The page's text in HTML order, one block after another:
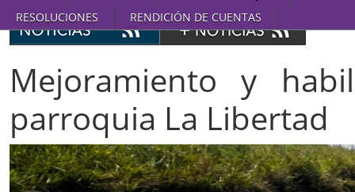
RESOLUCIONES
RENDICIÓN DE CUENTAS
Mejoramiento y
parroquia La Libertad